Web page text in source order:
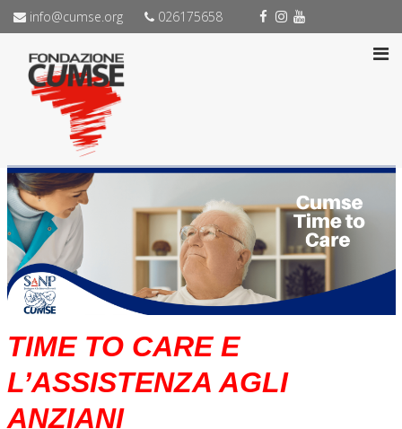
info@cumse.org 026175658
TIME TO CARE E
L’ASSISTENZA AGLI
ANZIANI